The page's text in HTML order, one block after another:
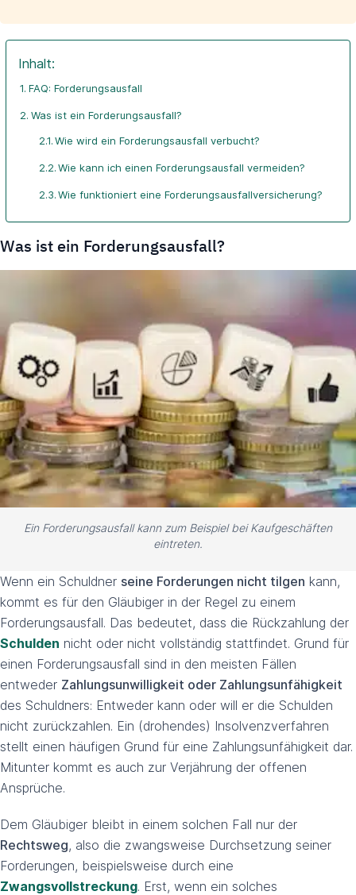
Inhalt:
FAQ: Forderungsausfall
Was ist ein Forderungsausfall?
Wie wird ein Forderungsausfall verbucht?
Wie kann ich einen Forderungsausfall vermeiden?
Wie funktioniert eine Forderungsausfallversicherung?
Was ist ein Forderungsausfall?
Ein Forderungsausfall kann zum Beispiel bei Kaufgeschäften
eintreten.
Wenn ein Schuldner seine Forderungen nicht tilgen kann,
kommt es für den Gläubiger in der Regel zu einem
Forderungsausfall. Das bedeutet, dass die Rückzahlung der
Schulden nicht oder nicht vollständig stattfindet. Grund für
einen Forderungsausfall sind in den meisten Fällen
entweder Zahlungsunwilligkeit oder Zahlungsunfähigkeit
des Schuldners: Entweder kann oder will er die Schulden
nicht zurückzahlen. Ein (drohendes) Insolvenzverfahren
stellt einen häufigen Grund für eine Zahlungsunfähigkeit dar.
Mitunter kommt es auch zur Verjährung der offenen
Ansprüche.
Dem Gläubiger bleibt in einem solchen Fall nur der
Rechtsweg, also die zwangsweise Durchsetzung seiner
Forderungen, beispielsweise durch eine
Zwangsvollstreckung. Erst, wenn ein solches